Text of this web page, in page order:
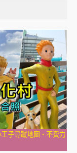
子尋蹤地圖・不費力